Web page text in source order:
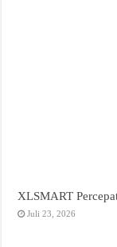
XLSMART
Juli 23, 2026